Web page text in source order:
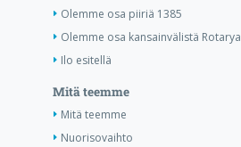
Olemme osa piiriä 1385
Olemme osa kansainvälistä Rotarya
Ilo esitellä
Mitä teemme
Mitä teemme
Nuorisovaihto